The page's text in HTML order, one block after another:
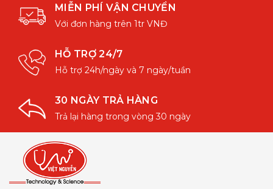
MIỄN PHÍ VẬN CHUYỂN
Với đơn hàng trên 1tr VNĐ
HỖ TRỢ 24/7
Hỗ trợ 24h/ngày và 7 ngày/tuần
30 NGÀY TRẢ HÀNG
Trả lại hàng trong vòng 30 ngày